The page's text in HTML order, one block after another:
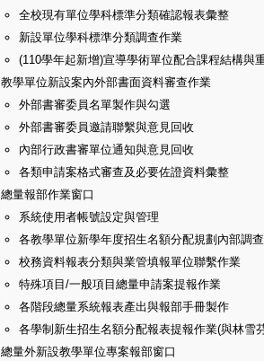
全校現有單位學科標準分類確認報表彙整
新設單位學科標準分類調查作業
(110學年起新增)宣導學術單位配合課程結構與
教學單位新設案內外部書面資料審查作業
外部書審委員名單製作與勾選
外部書審委員邀請聯繫與意見回收
內部行政書審單位通知與意見回收
各類申請案格式審查及必要佐證資料彙整
總量報部作業窗口
系統使用者帳號設定與管理
各教學單位新學年度招生名額分配規劃內部調
校務資料報表分類與業管填報單位聯繫作業
特殊項目/一般項目總量申請案提報作業
各階段總量系統報表產出與報部手冊製作
各學制新生招生名額分配報表提報作業(與林雪
總量外新設教學單位專案報部窗口